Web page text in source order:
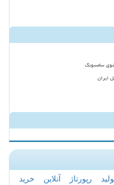
سامسونگ
ایران
رپورتاژ آنلاین خرید